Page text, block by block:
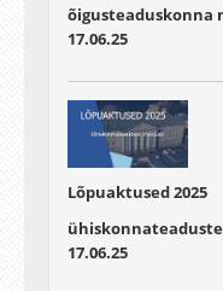
õigusteaduskonna
17.06.25
Lõpuaktused 2025
17.06.25